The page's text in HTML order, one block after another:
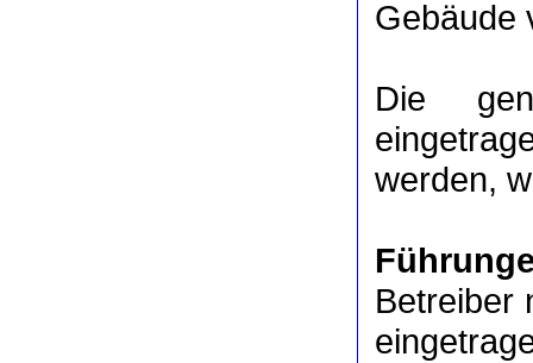
Gebäude
Die
werden,
Betreiber